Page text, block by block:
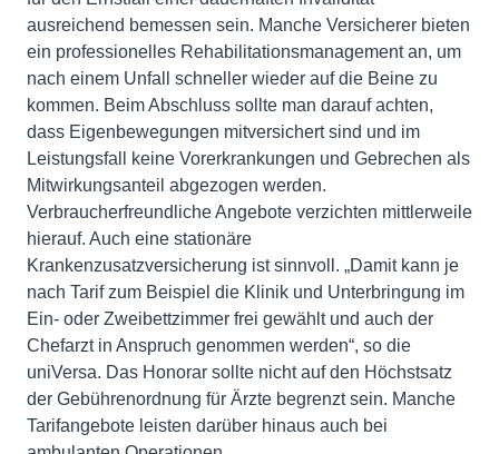
ausreichend bemessen sein. Manche Versicherer bieten
ein professionelles Rehabilitationsmanagement an, um
nach einem Unfall schneller wieder auf die Beine zu
kommen. Beim Abschluss sollte man darauf achten,
dass Eigenbewegungen mitversichert sind und im
Leistungsfall keine Vorerkrankungen und Gebrechen als
Mitwirkungsanteil abgezogen werden.
Verbraucherfreundliche Angebote verzichten mittlerweile
hierauf. Auch eine stationäre
Krankenzusatzversicherung ist sinnvoll. „Damit kann je
nach Tarif zum Beispiel die Klinik und Unterbringung im
Ein- oder Zweibettzimmer frei gewählt und auch der
Chefarzt in Anspruch genommen werden“, so die
uniVersa. Das Honorar sollte nicht auf den Höchstsatz
der Gebührenordnung für Ärzte begrenzt sein. Manche
Tarifangebote leisten darüber hinaus auch bei